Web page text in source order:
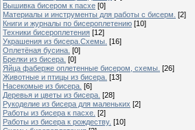
Вышивка бисером к пасхе [0]
Материалы и инструменты для работы с бисерм. [2]
Книги и журналы по бисероплетению [10]
Техники бисероплетения [12]
Украшения из бисера.Схемы. [16]
Оплетёная бусина. [0]
Брелки из бисера. [0]
Яйца фаберже оплетенные бисером, схемы. [26]
Животные и птицы из бисера. [13]
Насекомые из бисера. [6]
Деревья и цветы из бисера. [28]
Рукоделие из бисера для маленьких [2]
Работы из бисера к пасхе. [2]
Работы из бисера к рождеству. [10]